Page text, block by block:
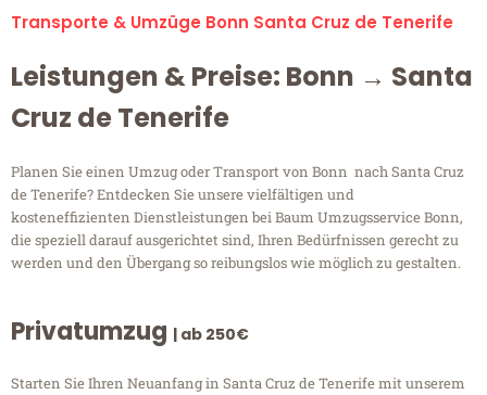
Transporte & Umzüge Bonn Santa Cruz de Tenerife
Leistungen & Preise: Bonn → Santa
Cruz de Tenerife
Planen Sie einen Umzug oder Transport von Bonn nach Santa Cruz
de Tenerife? Entdecken Sie unsere vielfältigen und
kosteneffizienten Dienstleistungen bei Baum Umzugsservice Bonn,
die speziell darauf ausgerichtet sind, Ihren Bedürfnissen gerecht zu
werden und den Übergang so reibungslos wie möglich zu gestalten.
Privatumzug | ab 250€
Starten Sie Ihren Neuanfang in Santa Cruz de Tenerife mit unserem